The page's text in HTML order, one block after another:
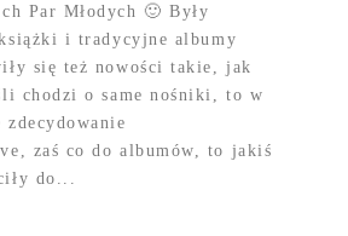
Par Młodych 🙂 Były
i tradycyjne albumy
się też nowości takie, jak
chodzi o same nośniki, to w
zdecydowanie
zaś co do albumów, to jakiś
do...